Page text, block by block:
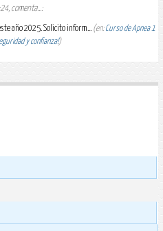
comenta...:
año 2025. Solicito inform... (en:Curso de Apnea 1
y confianza!)